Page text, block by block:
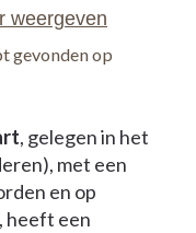
, gelegen in het
met een
en op
heeft een
gevonden op